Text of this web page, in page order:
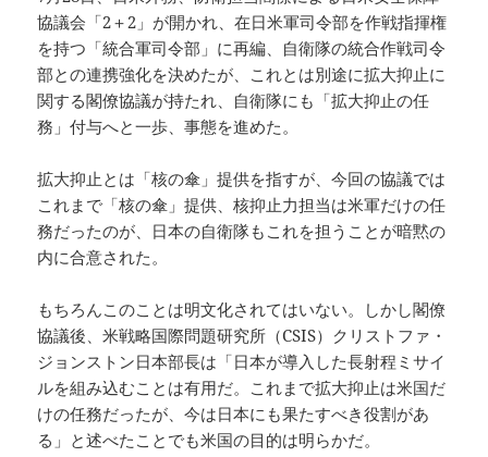
協議会「2＋2」が開かれ、在日米軍司令部を作戦指揮権
を持つ「統合軍司令部」に再編、自衛隊の統合作戦司令
部との連携強化を決めたが、これとは別途に拡大抑止に
関する閣僚協議が持たれ、自衛隊にも「拡大抑止の任
務」付与へと一歩、事態を進めた。
拡大抑止とは「核の傘」提供を指すが、今回の協議では
これまで「核の傘」提供、核抑止力担当は米軍だけの任
務だったのが、日本の自衛隊もこれを担うことが暗黙の
内に合意された。
もちろんこのことは明文化されてはいない。しかし閣僚
協議後、米戦略国際問題研究所（CSIS）クリストファ・
ジョンストン日本部長は「日本が導入した長射程ミサイ
ルを組み込むことは有用だ。これまで拡大抑止は米国だ
けの任務だったが、今は日本にも果たすべき役割があ
る」と述べたことでも米国の目的は明らかだ。